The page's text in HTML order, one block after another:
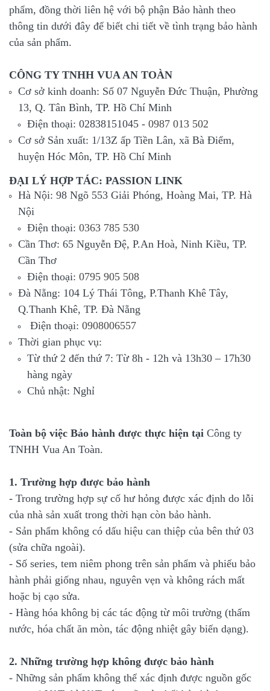
phẩm, đồng thời liên hệ với bộ phận Bảo hành theo
thông tin dưới đây để biết chi tiết về tình trạng bảo hành
của sản phẩm.
CÔNG TY TNHH VUA AN TOÀN
Cơ sở kinh doanh: Số 07 Nguyễn Đức Thuận, Phường
13, Q. Tân Bình, TP. Hồ Chí Minh
Điện thoại: 02838151045 - 0987 013 502
Cơ sở Sản xuất: 1/13Z ấp Tiền Lân, xã Bà Điểm,
huyện Hóc Môn, TP. Hồ Chí Minh
ĐẠI LÝ HỢP TÁC: PASSION LINK
Hà Nội: 98 Ngõ 553 Giải Phóng, Hoàng Mai, TP. Hà
Nội
Điện thoại: 0363 785 530
Cần Thơ: 65 Nguyễn Đệ, P.An Hoà, Ninh Kiều, TP.
Cần Thơ
Điện thoại: 0795 905 508
Đà Nẵng: 104 Lý Thái Tông, P.Thanh Khê Tây,
Q.Thanh Khê, TP. Đà Nẵng
Điện thoại: 0908006557
Thời gian phục vụ:
Từ thứ 2 đến thứ 7: Từ 8h - 12h và 13h30 – 17h30
hàng ngày
Chủ nhật: Nghỉ
Toàn bộ việc Bảo hành được thực hiện tại Công ty
TNHH Vua An Toàn.
1. Trường hợp được bảo hành
- Trong trường hợp sự cố hư hỏng được xác định do lỗi
của nhà sản xuất trong thời hạn còn bảo hành.
- Sản phẩm không có dấu hiệu can thiệp của bên thứ 03
(sửa chữa ngoài).
- Số series, tem niêm phong trên sản phẩm và phiếu bảo
hành phải giống nhau, nguyên vẹn và không rách mất
hoặc bị cạo sửa.
- Hàng hóa không bị các tác động từ môi trường (thấm
nước, hóa chất ăn mòn, tác động nhiệt gây biến dạng).
2. Những trường hợp không được bảo hành
- Những sản phẩm không thể xác định được nguồn gốc